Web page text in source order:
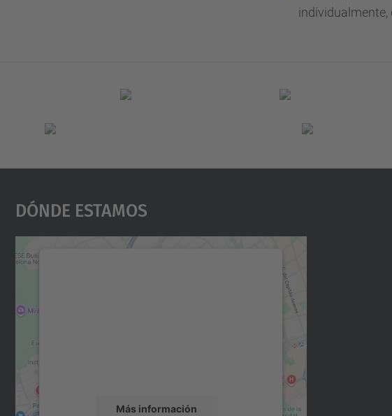
individualmente,
Dónde Estamos
Más información